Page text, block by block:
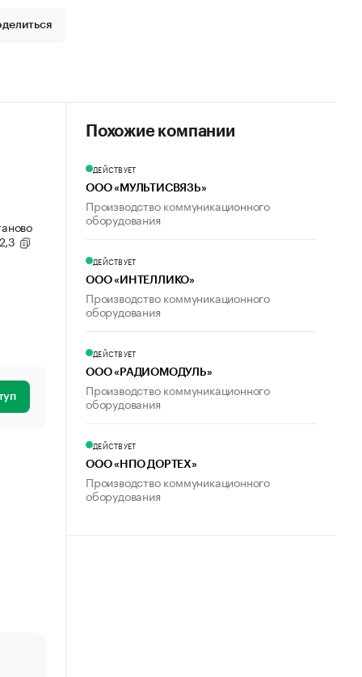
Похожие компании
ДЕЙСТВУЕТ
ООО «МУЛЬТИСВЯЗЬ»
Производство коммуникационного
оборудования
ДЕЙСТВУЕТ
ООО «ИНТЕЛЛИКО»
Производство коммуникационного
оборудования
ДЕЙСТВУЕТ
ООО «РАДИОМОДУЛЬ»
Производство коммуникационного
оборудования
ДЕЙСТВУЕТ
ООО «НПО ДОРТЕХ»
Производство коммуникационного
оборудования